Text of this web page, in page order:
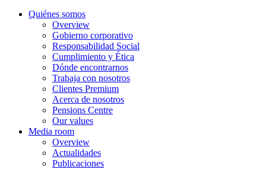
Quiénes somos
Overview
Gobierno corporativo
Responsabilidad Social
Cumplimiento y Ética
Dónde encontrarnos
Trabaja con nosotros
Clientes Premium
Acerca de nosotros
Pensions Centre
Our values
Media room
Overview
Actualidades
Publicaciones